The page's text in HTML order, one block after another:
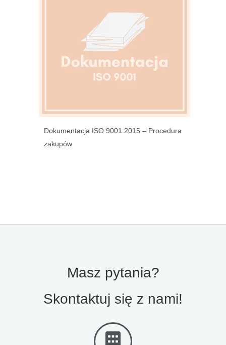
Dokumentacja ISO 9001:2015 – Procedura
zakupów
Masz pytania?
Skontaktuj się z nami!